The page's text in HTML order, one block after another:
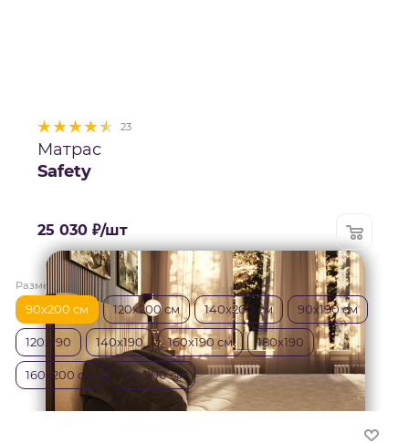
23
Матрас
Safety
25 030 ₽/шт
Размер матраса — 90x200 см
90x200 см 120x200 см 140x200 см 90х190 см
120х190 140х190 160х190 см 180х190
160x200 см 180x200 см